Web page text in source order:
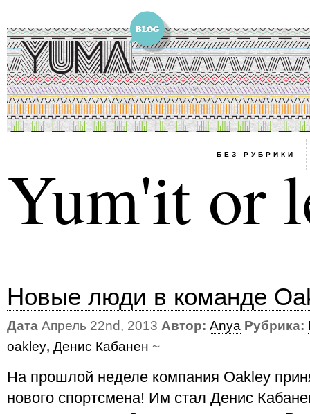
БЕЗ РУБРИКИ
Yum'it or
Новые люди в команде
Дата Апрель 22nd, 2013 Автор: Anya Рубрика:
oakley, Денис Кабанен ~
На прошлой неделе компания Oakley
нового спортсмена! Им стал Денис